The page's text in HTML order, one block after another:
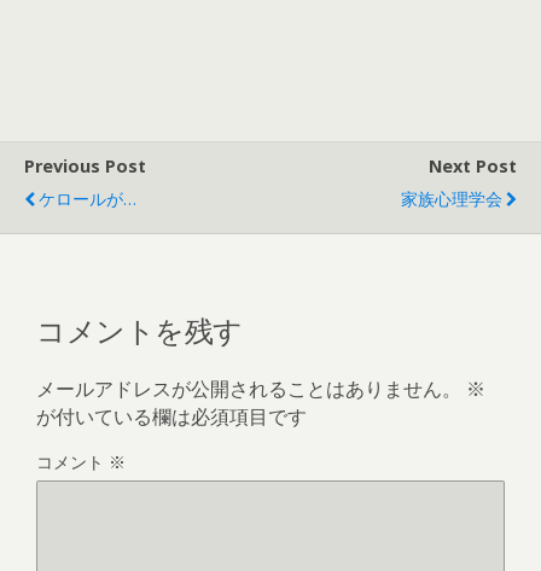
Previous Post
ケロールが…
Next Post
家族心理学会
コメントを残す
メールアドレスが公開されることはありません。
※
が付いている欄は必須項目です
コメント ※